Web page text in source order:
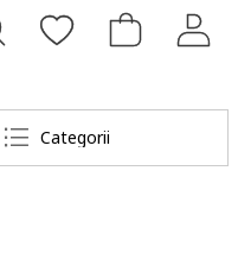
Categorii